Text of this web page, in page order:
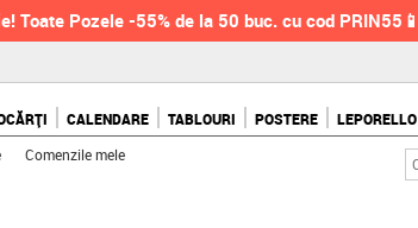
Toate Pozele -55% de la 50 buc. cu cod PRIN55📱
CALENDARE TABLOURI POSTERE LEPORELLO
Comenzile mele